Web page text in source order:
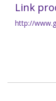
Link
http://